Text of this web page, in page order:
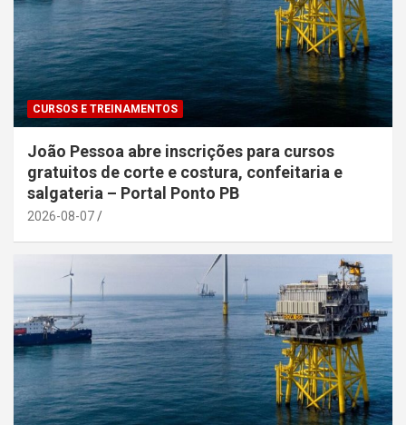
CURSOS E TREINAMENTOS
João Pessoa abre inscrições para cursos
gratuitos de corte e costura, confeitaria e
salgateria – Portal Ponto PB
2026-08-07